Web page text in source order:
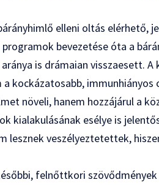
elleni oltás elérhető,
bevezetése óta a
is drámaian visszaesett.
kockázatosabb, immunhiányos
növeli, hanem hozzájárul a
kialakulásának esélye is
veszélyeztetettek,
felnőttkori szövődmények